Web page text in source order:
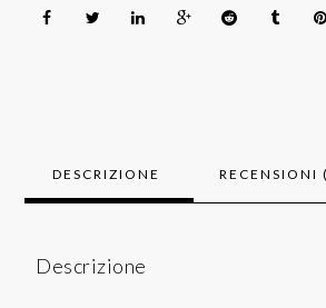
Zaffiro
DESCRIZIONE RECENSIONI
Descrizione